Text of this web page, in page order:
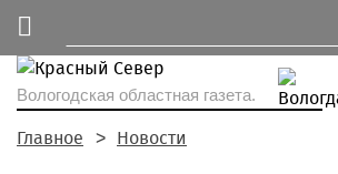
Вологодская областная газета.
Главное Новости